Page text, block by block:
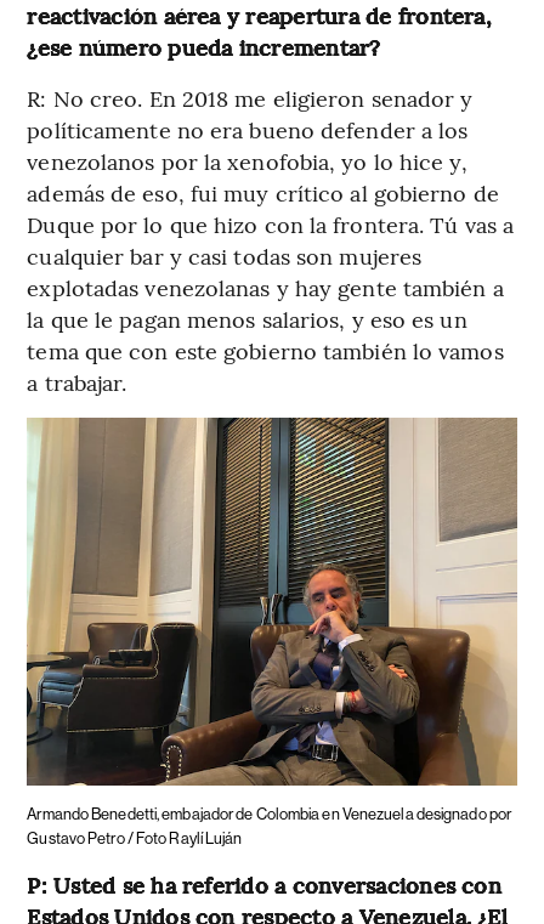
reactivación aérea y reapertura de frontera,
¿ese número pueda incrementar?
R: No creo. En 2018 me eligieron senador y
políticamente no era bueno defender a los
venezolanos por la xenofobia, yo lo hice y,
además de eso, fui muy crítico al gobierno de
Duque por lo que hizo con la frontera. Tú vas a
cualquier bar y casi todas son mujeres
explotadas venezolanas y hay gente también a
la que le pagan menos salarios, y eso es un
tema que con este gobierno también lo vamos
a trabajar.
Armando Benedetti, embajador de Colombia en Venezuela designado por
Gustavo Petro / Foto Raylí Luján
P: Usted se ha referido a conversaciones con
Estados Unidos con respecto a Venezuela. ¿El